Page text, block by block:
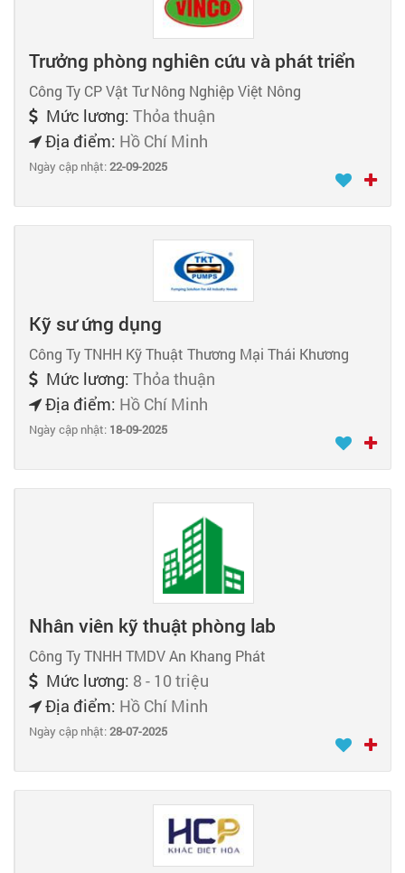
Trưởng phòng nghiên cứu và phát triển
Công Ty CP Vật Tư Nông Nghiệp Việt Nông
Mức lương: Thỏa thuận
Địa điểm: Hồ Chí Minh
Ngày cập nhật:22-09-2025
Kỹ sư ứng dụng
Công Ty TNHH Kỹ Thuật Thương Mại Thái Khương
Mức lương: Thỏa thuận
Địa điểm: Hồ Chí Minh
Ngày cập nhật: 18-09-2025
Nhân viên kỹ thuật phòng lab
Công Ty TNHH TMDV An Khang Phát
Mức lương: 8 - 10 triệu
Địa điểm: Hồ Chí Minh
Ngày cập nhật:28-07-2025